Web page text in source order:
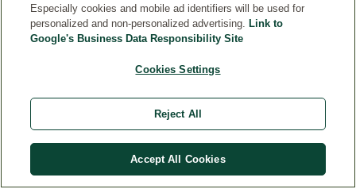
Especially cookies and mobile ad identifiers will be used for
personalized and non-personalized advertising. Link to
Google's Business Data Responsibility Site
Cookies Settings
Reject All
Accept All Cookies